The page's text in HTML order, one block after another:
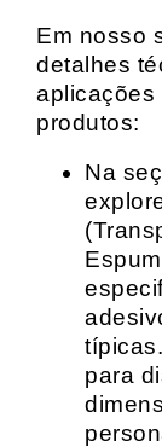
Em nosso
detalhes
aplicações
produtos:
Na
para